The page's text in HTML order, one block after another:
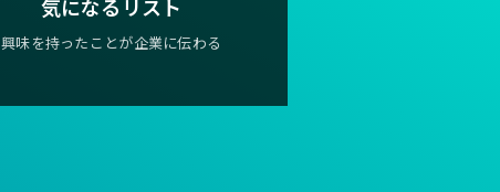
気になるリスト
興味を持ったことが企業に伝わる